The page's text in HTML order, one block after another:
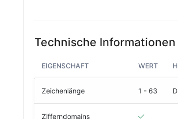
Technische Informationen
EIGENSCHAFT WERT
Zeichenlänge 1 - 63
Zifferndomains